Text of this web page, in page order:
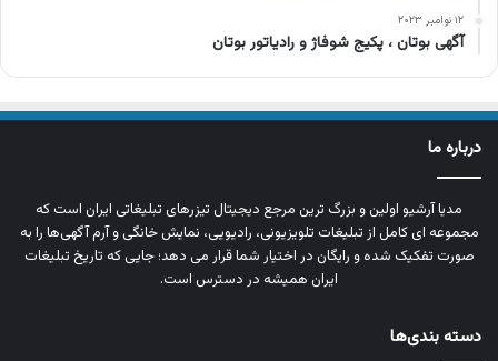
۱۲ نوامبر ۲۰۲۳
آگهی بوتان ، پکیج شوفاژ و رادیاتور بوتان
درباره ما
مدیا آرشیو اولین و بزرگ‌ ترین مرجع دیجیتال تیزرهای تبلیغاتی ایران است که
مجموعه‌ ای کامل از تبلیغات تلویزیونی، رادیویی، نمایش خانگی و آرم‌ آگهی‌ها را به‌
صورت تفکیک‌ شده و رایگان در اختیار شما قرار می‌ دهد؛ جایی که تاریخ تبلیغات
ایران همیشه در دسترس است.
دسته بندی‌ها